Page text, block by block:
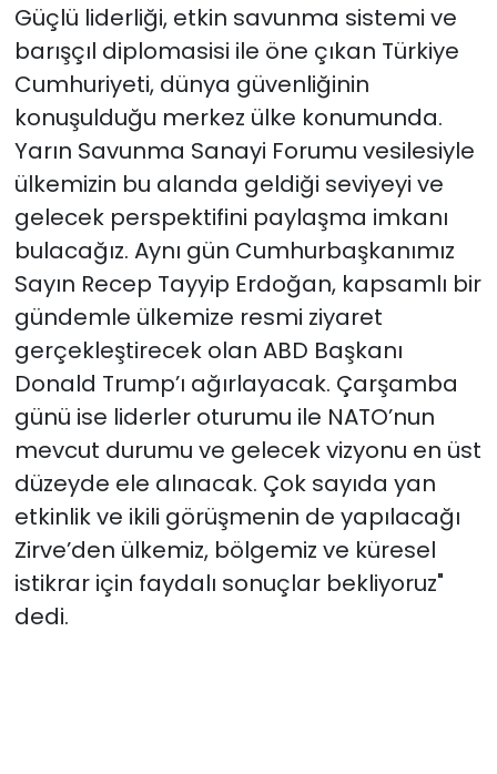
Güçlü liderliği, etkin savunma sistemi ve
barışçıl diplomasisi ile öne çıkan Türkiye
Cumhuriyeti, dünya güvenliğinin
konuşulduğu merkez ülke konumunda.
Yarın Savunma Sanayi Forumu vesilesiyle
ülkemizin bu alanda geldiği seviyeyi ve
gelecek perspektifini paylaşma imkanı
bulacağız. Aynı gün Cumhurbaşkanımız
Sayın Recep Tayyip Erdoğan, kapsamlı bir
gündemle ülkemize resmi ziyaret
gerçekleştirecek olan ABD Başkanı
Donald Trump’ı ağırlayacak. Çarşamba
günü ise liderler oturumu ile NATO’nun
mevcut durumu ve gelecek vizyonu en üst
düzeyde ele alınacak. Çok sayıda yan
etkinlik ve ikili görüşmenin de yapılacağı
Zirve’den ülkemiz, bölgemiz ve küresel
istikrar için faydalı sonuçlar bekliyoruz"
dedi.